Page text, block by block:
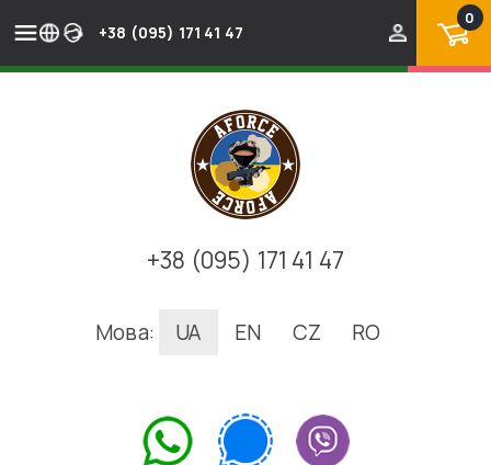
+38 (095) 171 41 47
0
+38 (095) 171 41 47
Мова: UA EN CZ RO